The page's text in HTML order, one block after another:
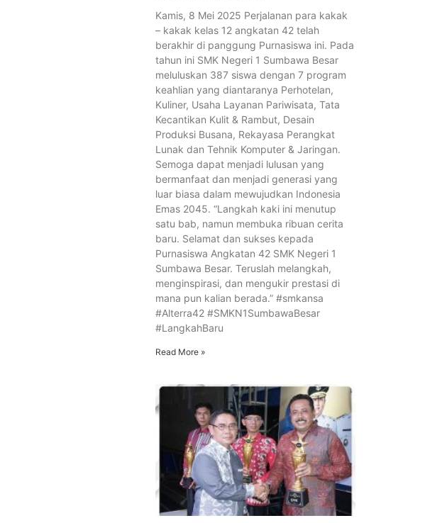
Kamis, 8 Mei 2025 Perjalanan para kakak
– kakak kelas 12 angkatan 42 telah
berakhir di panggung Purnasiswa ini. Pada
tahun ini SMK Negeri 1 Sumbawa Besar
meluluskan 387 siswa dengan 7 program
keahlian yang diantaranya Perhotelan,
Kuliner, Usaha Layanan Pariwisata, Tata
Kecantikan Kulit & Rambut, Desain
Produksi Busana, Rekayasa Perangkat
Lunak dan Tehnik Komputer & Jaringan.
Semoga dapat menjadi lulusan yang
bermanfaat dan menjadi generasi yang
luar biasa dalam mewujudkan Indonesia
Emas 2045. “Langkah kaki ini menutup
satu bab, namun membuka ribuan cerita
baru. Selamat dan sukses kepada
Purnasiswa Angkatan 42 SMK Negeri 1
Sumbawa Besar. Teruslah melangkah,
menginspirasi, dan mengukir prestasi di
mana pun kalian berada.” #smkansa
#Alterra42 #SMKN1SumbawaBesar
#LangkahBaru
Read More »